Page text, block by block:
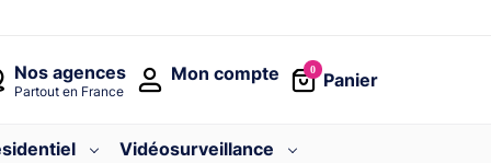
Nos agences
Partout en France
0
Panier
Mon compte
Vidéosurveillance